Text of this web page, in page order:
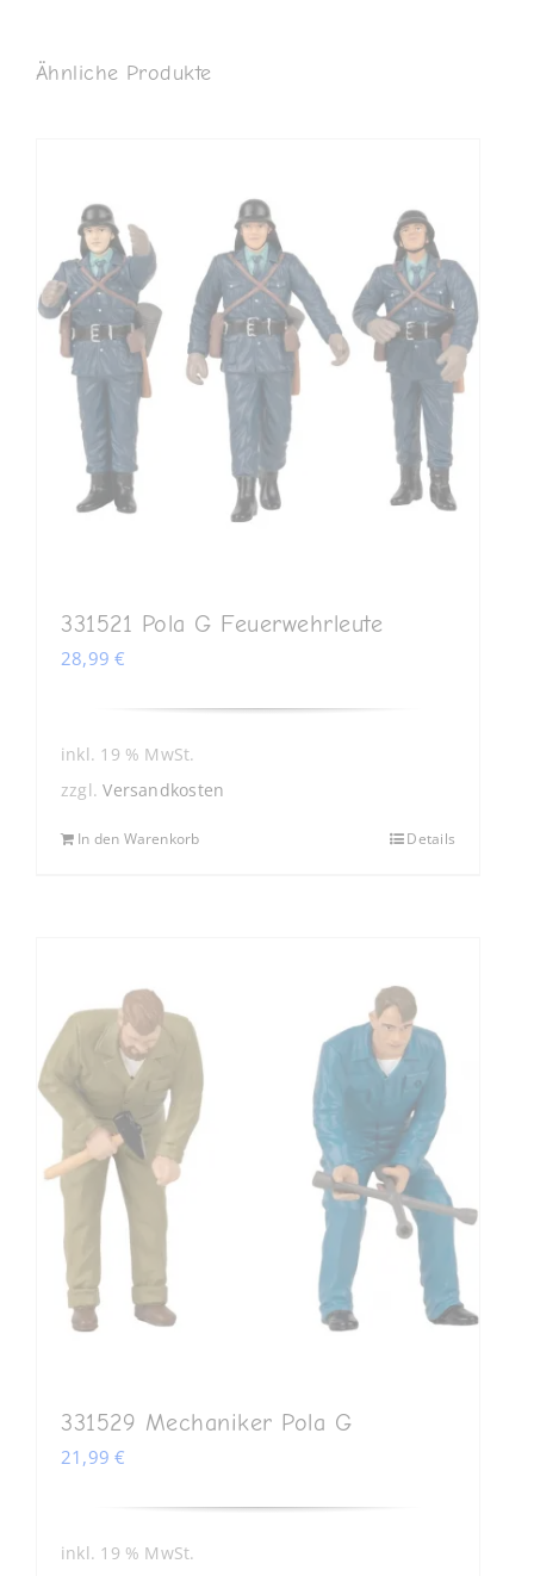
Ähnliche Produkte
331521 Pola G Feuerwehrleute
28,99€
inkl. 19 % MwSt.
zzgl.Versandkosten
In den Warenkorb Details
331529 Mechaniker Pola G
21,99€
inkl. 19 % MwSt.